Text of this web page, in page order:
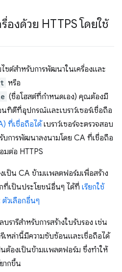
องด้วย HTTPS โดยใช้
ซต์สำหรับการพัฒนาในเครื่องและ
หรือ
(ชื่อโฮสต์ที่กำหนดเอง) คุณต้องมี
ทิตีที่อุปกรณ์และเบราว์เซอร์เชื่อถือ
ที่เชื่อถือได้เบราว์เซอร์จะตรวจสอบ
รับการพัฒนาลงนามโดย CA ที่เชื่อถือ
มต่อ HTTPS
เป็น CA ข้ามแพลตฟอร์มเพื่อสร้าง
ที่เป็นประโยชน์อื่นๆ ได้ที่ เรียกใช้
ตัวเลือกอื่นๆ
ารีสำหรับการสร้างใบรับรอง เช่น
รีเหล่านี้มีความซับซ้อนและเชื่อถือได้
ต้องเป็นข้ามแพลตฟอร์ม ซึ่งทำให้
ากขึ้น